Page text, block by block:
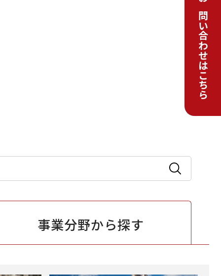
事業分野から探す
お問い合わせはこちら